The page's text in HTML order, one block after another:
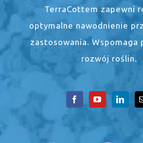
TerraCottem zapewni
optymalne nawodnienie
zastosowania. Wspomaga
rozwój roślin.